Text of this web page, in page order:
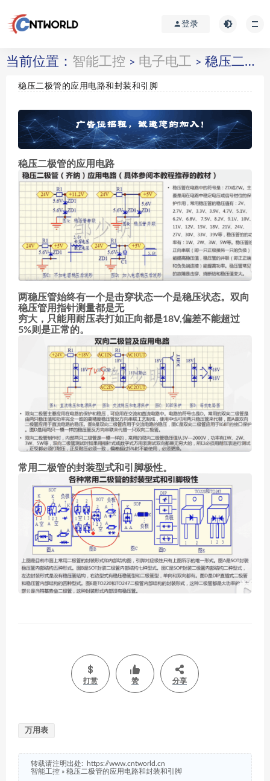
登录
当前位置： 智能工控 > 电子电工 > 稳压二极管的应用电路和封装和引脚
稳压二极管的应用电路和封装和引脚
稳压二极管的应用电路
两稳压管始终有一个是击穿状态一个是稳压状态。双向
稳压管用指针测量都是无
穷大，只能用耐压表打如正向都是18V,偏差不能超过
5%则是正常的。
常用二极管的封装型式和引脚极性。
打赏 赞 分享
万用表
转载请注明出处:
https://www.cntworld.cn
智能工控 » 稳压二极管的应用电路和封装和引脚